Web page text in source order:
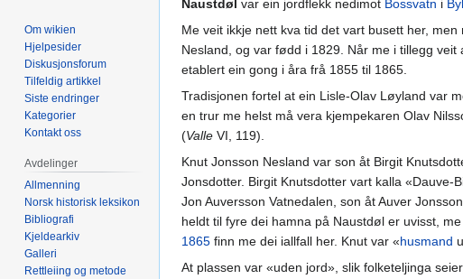
Hopp
til
navigering
Hopp
til
søk
Naustdøl var ein jordflekk nedimot Bossvatn i
Me veit ikkje nett kva tid det vart busett her,
Nesland, og var fødd i 1829. Når me i tillegg
etablert ein gong i åra frå 1855 til 1865.
Tradisjonen fortel at ein Lisle-Olav Løyland var
en trur me helst må vera kjempekaren Olav
(Valle VI, 119).
Knut Jonsson Nesland var son åt Birgit
Jonsdotter. Birgit Knutsdotter vart kalla
Jon Auversson Vatnedalen, son åt Auver
heldt til fyre dei hamna på Naustdøl er uvisst,
1865 finn me dei iallfall her. Knut var «husmand
At plassen var «uden jord», slik folketeljinga
Om wikien
Hjelpesider
Diskusjonsforum
Tilfeldig artikkel
Siste endringer
Kategorier
Kontakt oss
Avdelinger
Allmenning
Norsk historisk leksikon
Bibliografi
Kjeldearkiv
Galleri
Rettleiing og metode